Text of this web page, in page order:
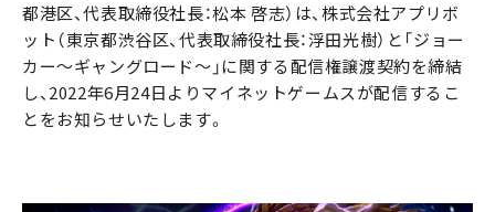
都港区、代表取締役社長：松本 啓志）は、株式会社アプリボ
ット（東京都渋谷区、代表取締役社長：浮田光樹）と「ジョー
カー～ギャングロード～」に関する配信権譲渡契約を締結
し、2022年6月24日よりマイネットゲームスが配信するこ
とをお知らせいたします。